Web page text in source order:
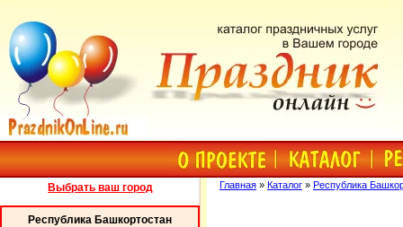
Выбрать ваш город
Республика Башкортостан
Главная » Каталог » Республика